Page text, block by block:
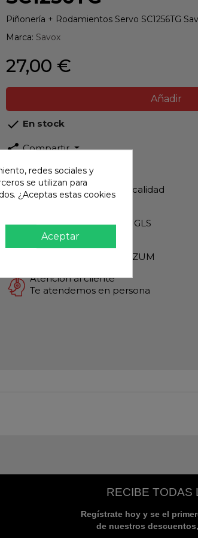
Piñonería + Rodamientos Servo SC1256TG
Marca: Savox
27,00 €
Añadir
 En stock
share Compartir
Calidad Garantizada
Productos de Máxima calidad
Envios Internacionales GLS
Pago Seguro
TARJETA - PAYPAL - BIZUM
Atención al cliente
Te atendemos en persona
RECIBE TODAS
Regístrate hoy y se el
de nuestros
redes sociales y
se utilizan para
¿Aceptas estas cookies
Aceptar